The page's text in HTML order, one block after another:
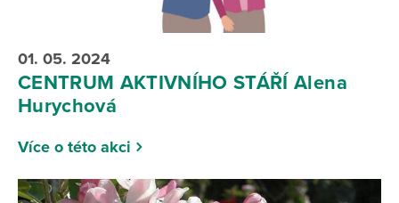
01. 05. 2024
CENTRUM AKTIVNÍHO STÁŘÍ Alena
Hurychová
Více o této akci